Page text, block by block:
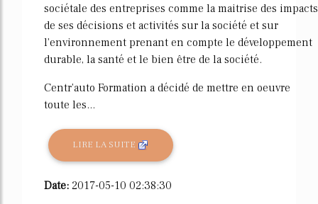
sociétale des entreprises comme la maitrise des impacts
de ses décisions et activités sur la société et sur
l'environnement prenant en compte le développement
durable, la santé et le bien être de la société.
Centr'auto Formation a décidé de mettre en oeuvre
toute les...
LIRE LA SUITE
Date: 2017-05-10 02:38:30